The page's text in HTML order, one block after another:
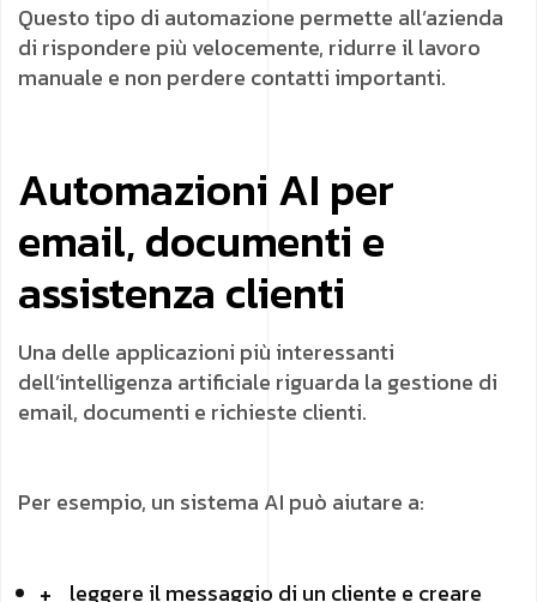
Questo tipo di automazione permette all’azienda
di rispondere più velocemente, ridurre il lavoro
manuale e non perdere contatti importanti.
Automazioni AI per
email, documenti e
assistenza clienti
Una delle applicazioni più interessanti
dell’intelligenza artificiale riguarda la gestione di
email, documenti e richieste clienti.
Per esempio, un sistema AI può aiutare a:
leggere il messaggio di un cliente e creare